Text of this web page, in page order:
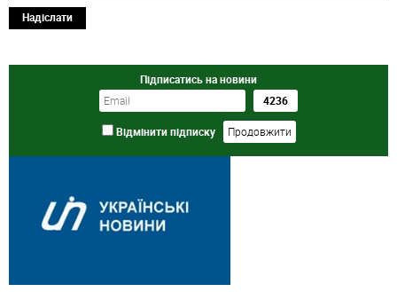
Надіслати
Підписатись на новини
Відмінити підписку